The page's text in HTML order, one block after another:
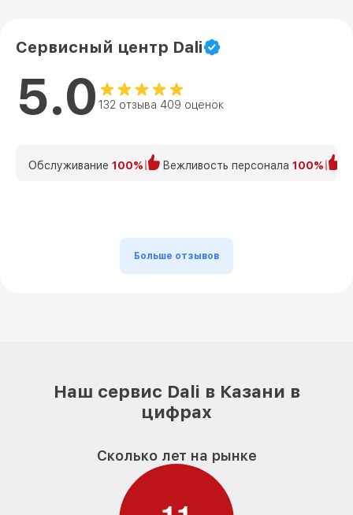
Сервисный центр Dali
5.0 132 отзыва 409 оценок
Обслуживание 100% Вежливость персонала 100%
Больше отзывов
Наш сервис Dali в Казани в
цифрах
Сколько лет на рынке